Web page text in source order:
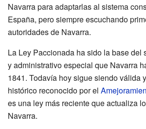
Navarra para adaptarlas al sistema
España, pero siempre escuchando
autoridades de Navarra.
La Ley Paccionada ha sido la base del
y administrativo especial que Navarra
1841. Todavía hoy sigue siendo válida
histórico reconocido por el
es una ley más reciente que actualiza
Navarra.